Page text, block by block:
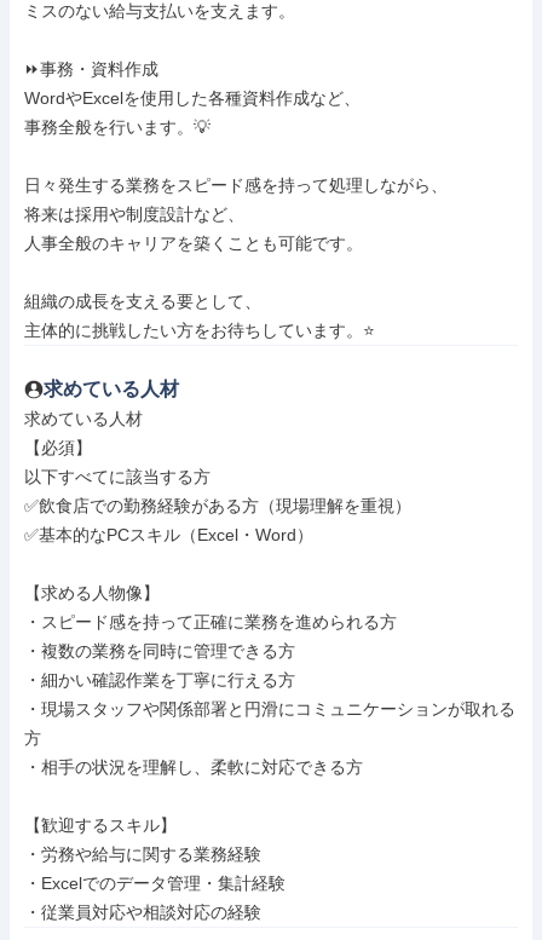
ミスのない給与支払いを支えます。
⏩事務・資料作成
WordやExcelを使用した各種資料作成など、
事務全般を行います。💡
日々発生する業務をスピード感を持って処理しながら、
将来は採用や制度設計など、
人事全般のキャリアを築くことも可能です。
組織の成長を支える要として、
主体的に挑戦したい方をお待ちしています。⭐
求めている人材
求めている人材
【必須】
以下すべてに該当する方
✅飲食店での勤務経験がある方（現場理解を重視）
✅基本的なPCスキル（Excel・Word）
【求める人物像】
・スピード感を持って正確に業務を進められる方
・複数の業務を同時に管理できる方
・細かい確認作業を丁寧に行える方
・現場スタッフや関係部署と円滑にコミュニケーションが取れる
方
・相手の状況を理解し、柔軟に対応できる方
【歓迎するスキル】
・労務や給与に関する業務経験
・Excelでのデータ管理・集計経験
・従業員対応や相談対応の経験